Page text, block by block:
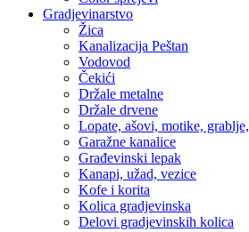
Gradjevinarstvo
Žica
Kanalizacija Peštan
Vodovod
Čekići
Držale metalne
Držale drvene
Lopate, ašovi, motike, grablje,
Garažne kanalice
Građevinski lepak
Kanapi, užad, vezice
Kofe i korita
Kolica gradjevinska
Delovi gradjevinskih kolica